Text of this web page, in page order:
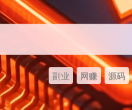
副业 网赚 源码